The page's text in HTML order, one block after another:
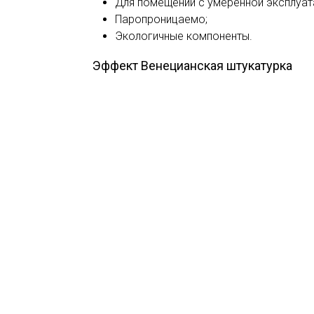
Паропроницаемо;
Экологичные компоненты.
Эффект Венецианская штукатурка